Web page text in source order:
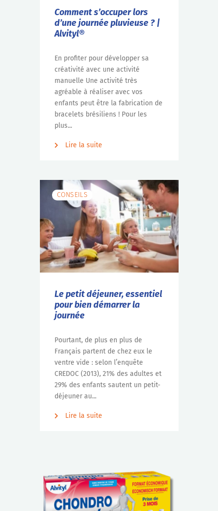
Comment s’occuper lors
d’une journée pluvieuse ? |
Alvityl®
En profiter pour développer sa
créativité avec une activité
manuelle Une activité très
agréable à réaliser avec vos
enfants peut être la fabrication de
bracelets brésiliens ! Pour les
plus...
Lire la suite
CONSEILS
Le petit déjeuner, essentiel
pour bien démarrer la
journée
Pourtant, de plus en plus de
Français partent de chez eux le
ventre vide : selon l’enquête
CREDOC (2013), 21% des adultes et
29% des enfants sautent un petit-
déjeuner au...
Lire la suite